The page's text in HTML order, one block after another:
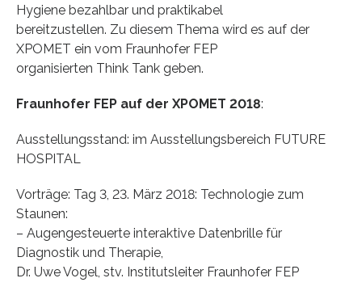
Hygiene bezahlbar und praktikabel
bereitzustellen. Zu diesem Thema wird es auf der
XPOMET ein vom Fraunhofer FEP
organisierten Think Tank geben.
Fraunhofer FEP auf der XPOMET 2018:
Ausstellungsstand: im Ausstellungsbereich FUTURE
HOSPITAL
Vorträge: Tag 3, 23. März 2018: Technologie zum
Staunen:
– Augengesteuerte interaktive Datenbrille für
Diagnostik und Therapie,
Dr. Uwe Vogel, stv. Institutsleiter Fraunhofer FEP